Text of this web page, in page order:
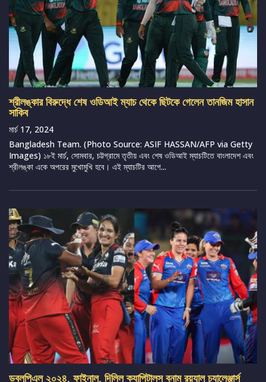
শ্রীলঙ্কার বিরুদ্ধে শেষ ওডিআই ম্যাচ থেকে ছিটকে গেলেন তানজিম হাসান
সাকিব
মার্চ 17, 2024
Bangladesh Team. (Photo Source: ASIF HASSAN/AFP via Getty
Images) ১৮ই মার্চ, সোমবার, চট্টগ্রামে তৃতীয় এবং শেষ ওডিআই ম্যাচটিতে বাংলাদেশ এবং
শ্রীলঙ্কা একে অপরের মুখোমুখি হবে। এই ম্যাচটির আগে...
ডব্লুপিএল ২০২৪, ফাইনাল, দিল্লি ক্যাপিটালস বনাম রয়্যাল চ্যালেঞ্জার্স